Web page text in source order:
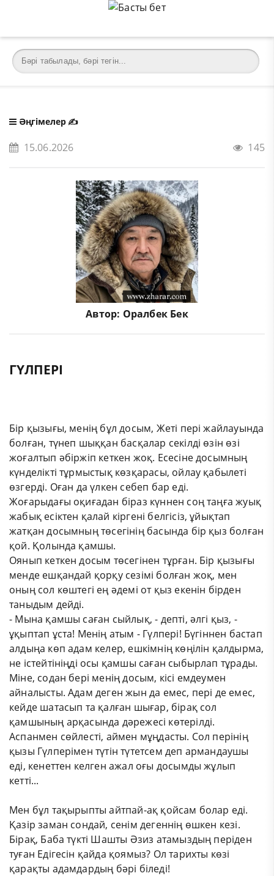
Әңгімелер✍️
15.06.2026 145
Автор: Оралбек Бек
ГҮЛПЕРІ
Бір қызығы, менің бұл досым, Жеті пері жайлауында
болған, түнеп шыққан басқалар секілді өзін өзі
жоғалтып әбіржіп кеткен жоқ. Есесіне досымның
күнделікті тұрмыстық көзқарасы, ойлау қабылеті
өзгерді. Оған да үлкен себеп бар еді.
Жоғарыдағы оқиғадан біраз күннен соң таңға жуық
жабық есіктен қалай кіргені белгісіз, ұйықтап
жатқан досымның төсегінің басында бір қыз болған
қой. Қолында қамшы.
Оянып кеткен досым төсегінен тұрған. Бір қызығы
менде ешқандай қорқу сезімі болған жоқ, мен
оның сол көштегі ең әдемі от қыз екенін бірден
таныдым дейді.
- Мына қамшы саған сыйлық, - депті, әлгі қыз, -
ұқыптап ұста! Менің атым - Гүлпері! Бүгіннен бастап
алдыңа көп адам келер, ешкімнің көңілін қалдырма,
не істейтініңді осы қамшы саған сыбырлап тұрады.
Міне, содан бері менің досым, кісі емдеумен
айналысты. Адам деген жын да емес, пері де емес,
кейде шатасып та қалған шығар, бірақ сол
қамшының арқасында дәрежесі көтерілді.
Аспанмен сөйлесті, аймен мұңдасты. Сол перінің
қызы Гүлперімен түтін түтетсем деп армандаушы
еді, кенеттен келген ажал оғы досымды жұлып
кетті...
Мен бұл тақырыпты айтпай-ақ қойсам болар еді.
Қазір заман сондай, сенім дегеннің өшкен кезі.
Бірақ, Баба түкті Шашты Әзиз атамыздың періден
туған Едігесін қайда қоямыз? Ол тарихты көзі
қарақты адамдардың бәрі біледі!